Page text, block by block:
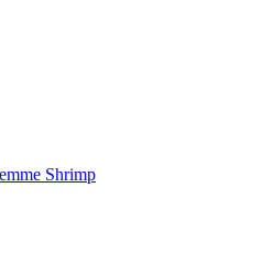
Shrimp